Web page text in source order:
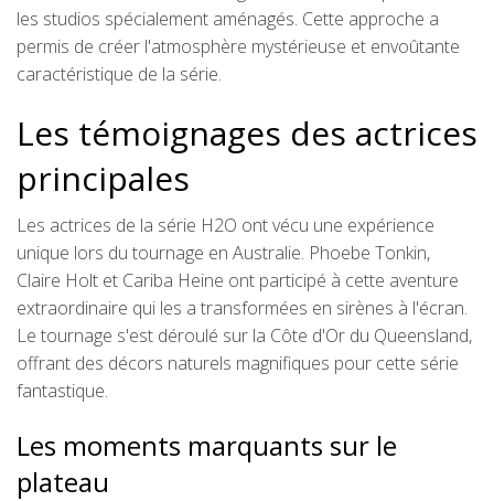
les studios spécialement aménagés. Cette approche a
permis de créer l'atmosphère mystérieuse et envoûtante
caractéristique de la série.
Les témoignages des actrices
principales
Les actrices de la série H2O ont vécu une expérience
unique lors du tournage en Australie. Phoebe Tonkin,
Claire Holt et Cariba Heine ont participé à cette aventure
extraordinaire qui les a transformées en sirènes à l'écran.
Le tournage s'est déroulé sur la Côte d'Or du Queensland,
offrant des décors naturels magnifiques pour cette série
fantastique.
Les moments marquants sur le
plateau